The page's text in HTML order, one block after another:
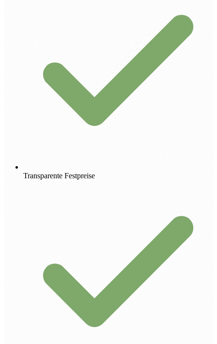
Transparente Festpreise